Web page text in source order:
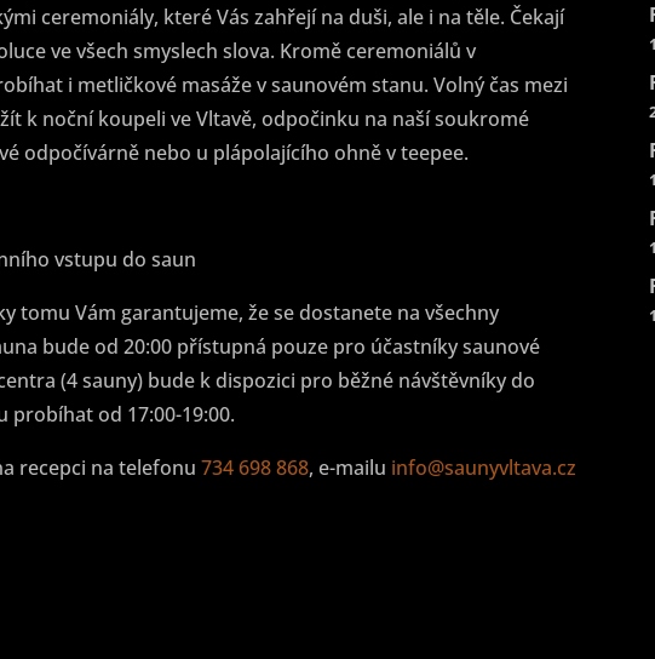
ceremoniály, které Vás zahřejí na duši, ale i na těle. Čekají
ve všech smyslech slova. Kromě ceremoniálů v
i metličkové masáže v saunovém stanu. Volný čas mezi
k noční koupeli ve Vltavě, odpočinku na naší soukromé
odpočívárně nebo u plápolajícího ohně v teepee.
vstupu do saun
tomu Vám garantujeme, že se dostanete na všechny
bude od 20:00 přístupná pouze pro účastníky saunové
(4 sauny) bude k dispozici pro běžné návštěvníky do
probíhat od 17:00-19:00.
recepci na telefonu734 698 868, e-mailu info@saunyvltava.cz